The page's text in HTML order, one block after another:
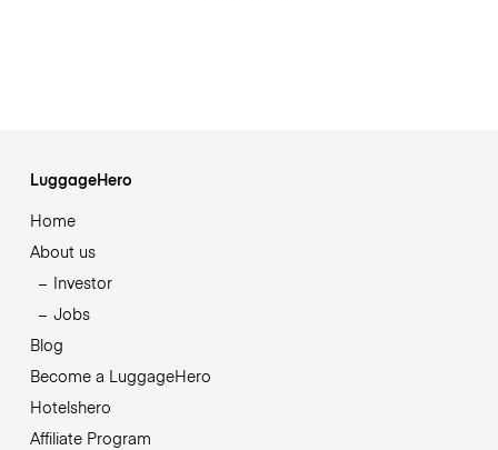
LuggageHero
Home
About us
Investor
Jobs
Blog
Become a LuggageHero
Hotelshero
Affiliate Program